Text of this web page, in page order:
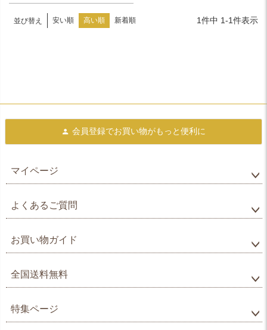
並び替え 安い順 高い順 新着順 1件中 1-1件表示
会員登録でお買い物がもっと便利に
マイページ
よくあるご質問
お買い物ガイド
全国送料無料
特集ページ